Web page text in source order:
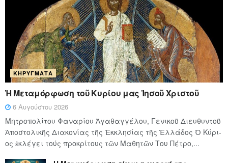
ΚΗΡΎΓΜΑΤΑ
Ἡ Μεταμόρφωση τοῦ Κυρίου μας Ἰησοῦ Χριστοῦ
6 Αυγούστου 2026
Μητροπολίτου Φαναρίου Ἀγαθαγγέλου, Γενικοῦ Διευθυντοῦ
Ἀποστολικῆς Διακονίας τῆς Ἐκκλησίας τῆς Ἑλλάδος Ὁ Κύ­ρι­
ος ἐκλέγει τούς προ­κρί­τους τῶν Μα­θη­τῶν Του Πέ­τρο,...